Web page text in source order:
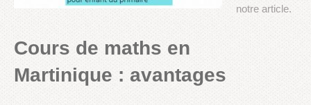
notre article.
Cours de maths en
Martinique : avantages